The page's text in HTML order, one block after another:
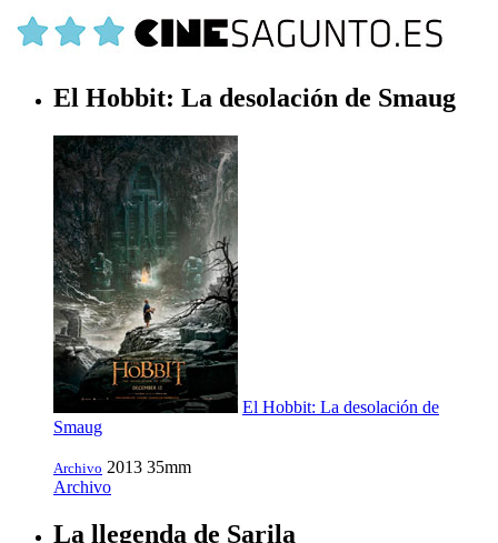
El Hobbit: La desolación de Smaug
El Hobbit: La desolación de
Smaug
Archivo 2013 35mm
Archivo
La llegenda de Sarila